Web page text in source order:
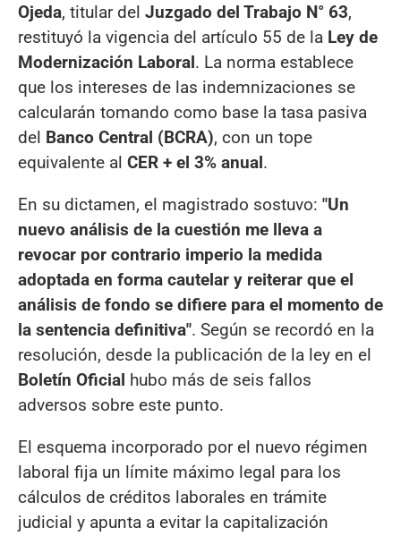
Ojeda, titular del Juzgado del Trabajo N° 63,
restituyó la vigencia del artículo 55 de la Ley de
Modernización Laboral. La norma establece
que los intereses de las indemnizaciones se
calcularán tomando como base la tasa pasiva
del Banco Central (BCRA), con un tope
equivalente al CER + el 3% anual.
En su dictamen, el magistrado sostuvo: "Un
nuevo análisis de la cuestión me lleva a
revocar por contrario imperio la medida
adoptada en forma cautelar y reiterar que el
análisis de fondo se difiere para el momento de
la sentencia definitiva". Según se recordó en la
resolución, desde la publicación de la ley en el
Boletín Oficial hubo más de seis fallos
adversos sobre este punto.
El esquema incorporado por el nuevo régimen
laboral fija un límite máximo legal para los
cálculos de créditos laborales en trámite
judicial y apunta a evitar la capitalización